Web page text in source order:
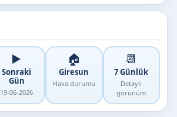
▶️
Sonraki
Gün
19-06-2026
🏠
Giresun
Hava durumu
📆
7 Günlük
Detaylı
görünüm